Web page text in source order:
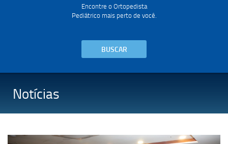
Encontre o Ortopedista
Pediátrico mais perto de você.
BUSCAR
Notícias